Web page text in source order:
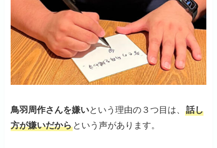
鳥羽周作さんを嫌いという理由の３つ目は、話し
方が嫌いだから という声があります。